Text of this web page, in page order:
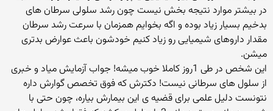
در بیشتر موارد نتیجه بخش نیست چون رشد سلولی سرطان های
بدخیم بسیار زیاد بوده و اگه بخوایم همزمان با سرعت رشد سرطان
مقدار داروهای شیمیایی رو زیاد کنیم خودشون باعث عوارض بدتری
میشن.
این شخص در طی 1روز کاملا خوب میشه! جواب آزمایش میاد و خبری
از سلول های سرطانی نیست! دکترش که فوق تخصص گوارش داره
نتونست دلیل علمی برای قضیه ی این بیمارش بیاره، چون حتی با